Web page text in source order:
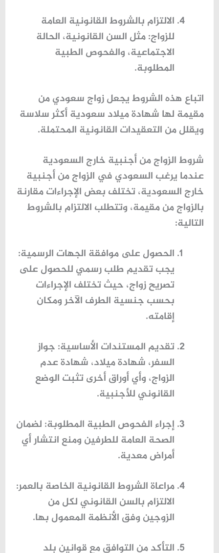
الالتزام بالشروط القانونية العامة
للزواج: مثل السن القانونية، الحالة
الاجتماعية، والفحوص الطبية
المطلوبة.
اتباع هذه الشروط يجعلزواج سعودي من
مقيمة لها شهادة ميلاد سعوديةأكثر سلاسة
ويقلل من التعقيدات القانونية المحتملة.
شروط الزواج من أجنبية خارج السعودية
عندما يرغب السعودي في الزواج من أجنبية
خارج السعودية، تختلف بعض الإجراءات مقارنة
بالزواج من مقيمة، وتتطلب الالتزام بالشروط
التالية:
الحصول على موافقة الجهات الرسمية:
يجب تقديم طلب رسمي للحصول على
تصريح زواج، حيث تختلف الإجراءات
بحسب جنسية الطرف الآخر ومكان
إقامته.
تقديم المستندات الأساسية: جواز
السفر، شهادة ميلاد، شهادة عدم
الزواج، وأي أوراق أخرى تثبت الوضع
القانوني للأجنبية.
إجراء الفحوص الطبية المطلوبة: لضمان
الصحة العامة للطرفين ومنع انتشار أي
أمراض معدية.
مراعاة الشروط القانونية الخاصة بالعمر:
الالتزام بالسن القانوني لكل من
الزوجين وفق الأنظمة المعمول بها.
التأكد من التوافق مع قوانين بلد